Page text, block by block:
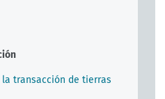
transacción de tierras